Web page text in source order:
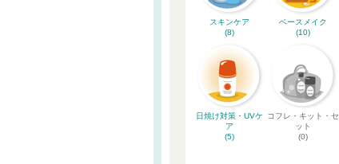
スキンケア
(8)
ベースメイク
(10)
日焼け対策・UVケ
ア
(5)
コフレ・キット・セ
ット
(0)